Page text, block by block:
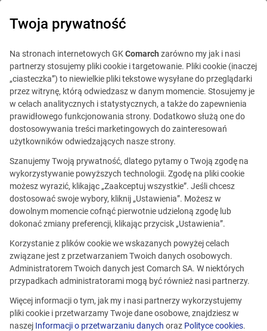
Ta oferta jest już
nieaktualna.
Zobacz podobne oferty
Różne lokalizacje
Twoja prywatność
Na stronach internetowych GKComarch zarówno my jak i nasi
partnerzy stosujemy pliki cookie i targetowanie. Pliki cookie (inaczej
„ciasteczka”) to niewielkie pliki tekstowe wysyłane do przeglądarki
przez witrynę, którą odwiedzasz w danym momencie. Stosujemy je
w celach analitycznych i statystycznych, a także do zapewnienia
prawidłowego funkcjonowania strony. Dodatkowo służą one do
dostosowywania treści marketingowych do zainteresowań
użytkowników odwiedzających nasze strony.
Szanujemy Twoją prywatność, dlatego pytamy o Twoją zgodę na
wykorzystywanie powyższych technologii. Zgodę na pliki cookie
możesz wyrazić, klikając „Zaakceptuj wszystkie”. Jeśli chcesz
dostosować swoje wybory, kliknij „Ustawienia”. Możesz w
dowolnym momencie cofnąć pierwotnie udzieloną zgodę lub
dokonać zmiany preferencji, klikając przycisk „Ustawienia”.
Korzystanie z plików cookie we wskazanych powyżej celach
związane jest z przetwarzaniem Twoich danych osobowych.
Administratorem Twoich danych jest Comarch SA. W niektórych
przypadkach administratorami mogą być również nasi partnerzy.
Więcej informacji o tym, jak my i nasi partnerzy wykorzystujemy
pliki cookie i przetwarzamy Twoje dane osobowe, znajdziesz w
naszej Informacji o przetwarzaniu danych oraz Polityce cookies.